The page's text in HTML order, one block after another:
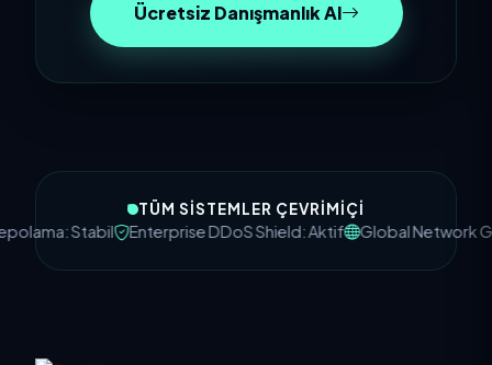
Ücretsiz Danışmanlık Al
TÜM SISTEMLER ÇEVRIMIÇI
Stabil Enterprise DDoS Shield: Aktif Global Network